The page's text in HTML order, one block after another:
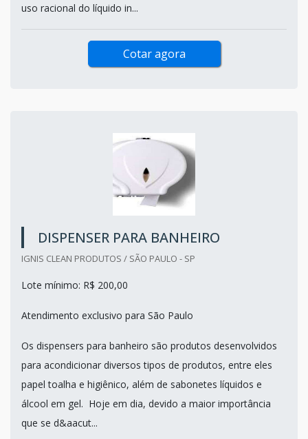
uso racional do líquido in...
Cotar agora
DISPENSER PARA BANHEIRO
IGNIS CLEAN PRODUTOS / SÃO PAULO - SP
Lote mínimo: R$ 200,00
Atendimento exclusivo para São Paulo
Os dispensers para banheiro são produtos desenvolvidos
para acondicionar diversos tipos de produtos, entre eles
papel toalha e higiênico, além de sabonetes líquidos e
álcool em gel. Hoje em dia, devido a maior importância
que se d&aacut...